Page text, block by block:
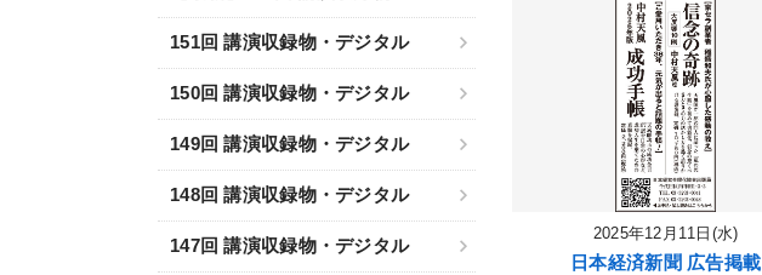
151回 講演収録物・デジタル
150回 講演収録物・デジタル
149回 講演収録物・デジタル
148回 講演収録物・デジタル
147回 講演収録物・デジタル
2025年12月11日(水)
日本経済新聞 広告掲載